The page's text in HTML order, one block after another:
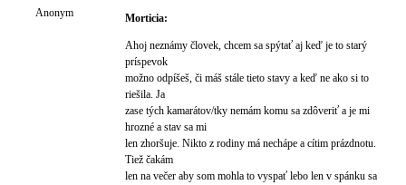
Anonym Morticia:
Ahoj neznámy človek, chcem sa spýtať aj keď je to starý
príspevok
možno odpíšeš, či máš stále tieto stavy a keď ne ako si to
riešila. Ja
zase tých kamarátov/tky nemám komu sa zdôveriť a je mi
hrozné a stav sa mi
len zhoršuje. Nikto z rodiny má nechápe a cítim prázdnotu.
Tiež čakám
len na večer aby som mohla to vyspať lebo len v spánku sa